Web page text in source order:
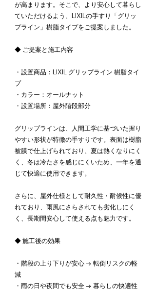
が高まります。そこで、より安心して暮らし
ていただけるよう、LIXILの手すり「グリッ
プライン」樹脂タイプをご提案しました。
◆ ご提案と施工内容
・設置商品：LIXIL グリップライン 樹脂タイ
プ
・カラー：オールナット
・設置場所：屋外階段部分
グリップラインは、人間工学に基づいた握り
やすい形状が特徴の手すりです。表面は樹脂
被膜で仕上げられており、夏は熱くなりにく
く、冬は冷たさを感じにくいため、一年を通
じて快適に使用できます。
さらに、屋外仕様として耐久性・耐候性に優
れており、雨風にさらされても劣化しにく
く、長期間安心して使える点も魅力です。
◆ 施工後の効果
・階段の上り下りが安心 → 転倒リスクの軽
減
・雨の日や夜間でも安全 → 暮らしの快適性